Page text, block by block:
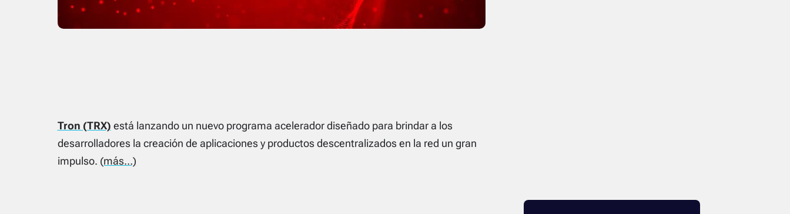
Tron (TRX) está lanzando un nuevo programa acelerador diseñado para brindar a los
desarrolladores la creación de aplicaciones y productos descentralizados en la red un gran
impulso. (más…)